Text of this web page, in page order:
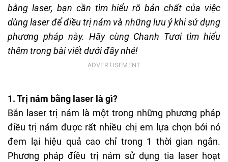
bằng laser, bạn cần tìm hiểu rõ bản chất của việc
dùng laser để điều trị nám và những lưu ý khi sử dụng
phương pháp này. Hãy cùng Chanh Tươi tìm hiểu
thêm trong bài viết dưới đây nhé!
1. Trị nám bằng laser là gì?
Bắn laser trị nám là một trong những phương pháp
điều trị nám được rất nhiều chị em lựa chọn bởi nó
đem lại hiệu quả cao chỉ trong 1 thời gian ngắn.
Phương pháp điều trị nám sử dụng tia laser hoạt